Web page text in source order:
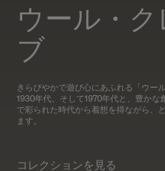
ウール・
ブ
きらびやかで遊び心にあふれる「ウー
1930年代、そして1970年代と、豊か
で彩られた時代から着想を得ながら、
ます。
コレクションを見る